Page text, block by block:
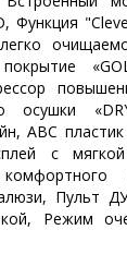
Функция
покрытие
осушки
ABC
c
Пульт
Режим